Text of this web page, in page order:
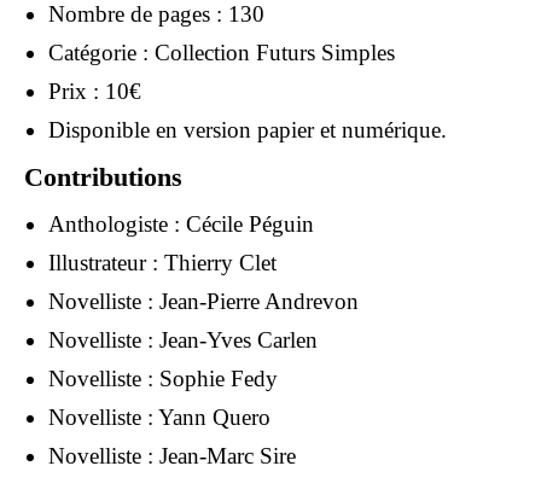
Nombre de pages : 130
Catégorie : Collection Futurs Simples
Prix : 10€
Disponible en version papier et numérique.
Contributions
Anthologiste : Cécile Péguin
Illustrateur : Thierry Clet
Novelliste : Jean-Pierre Andrevon
Novelliste : Jean-Yves Carlen
Novelliste : Sophie Fedy
Novelliste : Yann Quero
Novelliste : Jean-Marc Sire